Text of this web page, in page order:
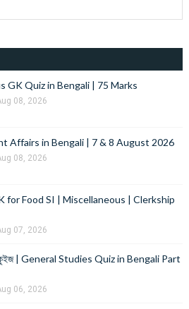
GK Quiz in Bengali | 75 Marks
08, 2026
Affairs in Bengali | 7 & 8 August 2026
08, 2026
for Food SI | Miscellaneous | Clerkship
07, 2026
কুইজ | General Studies Quiz in Bengali Part
06, 2026